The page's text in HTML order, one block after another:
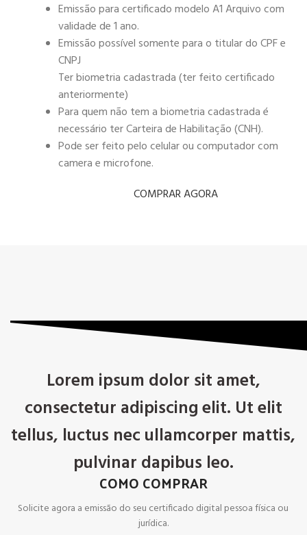
Emissão para certificado modelo A1 Arquivo com
validade de 1 ano.
Emissão possível somente para o titular do CPF e
CNPJ
Ter biometria cadastrada (ter feito certificado
anteriormente)
Para quem não tem a biometria cadastrada é
necessário ter Carteira de Habilitação (CNH).
Pode ser feito pelo celular ou computador com
camera e microfone.
COMPRAR AGORA
Lorem ipsum dolor sit amet,
consectetur adipiscing elit. Ut elit
tellus, luctus nec ullamcorper mattis,
pulvinar dapibus leo.
COMO COMPRAR
Solicite agora a emissão do seu certificado digital pessoa física ou
jurídica.